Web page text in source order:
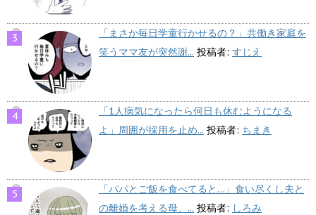
「まさか毎日学童行かせるの？」共働き家庭を
笑うママ友が突然謝... 投稿者: すじえ
「1人病気になったら何日も休むようになる
よ」周囲が採用を止め... 投稿者: ちまき
「パパとご飯を食べてると…」食い尽くし夫と
の離婚を考える母、... 投稿者: しろみ